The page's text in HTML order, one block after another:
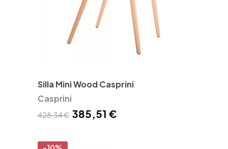
Silla Mini Wood Casprini
Casprini
428,34 € 385,51 €